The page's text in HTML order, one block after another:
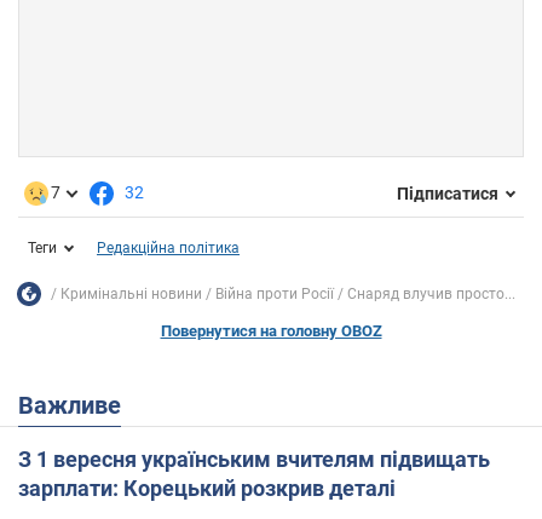
7 32 Підписатися
Теги Редакційна політика
Кримінальні новини Війна проти Росії Снаряд влучив просто...
Повернутися на головну OBOZ
Важливе
З 1 вересня українським вчителям підвищать
зарплати: Корецький розкрив деталі